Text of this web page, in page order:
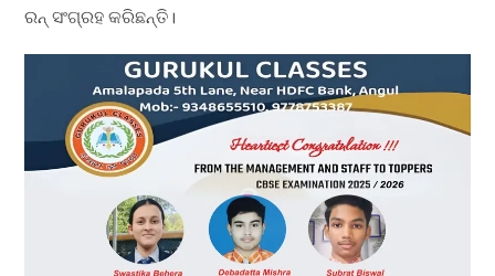
ରନ୍ ସଂଗ୍ରହ କରିଛନ୍ତି।